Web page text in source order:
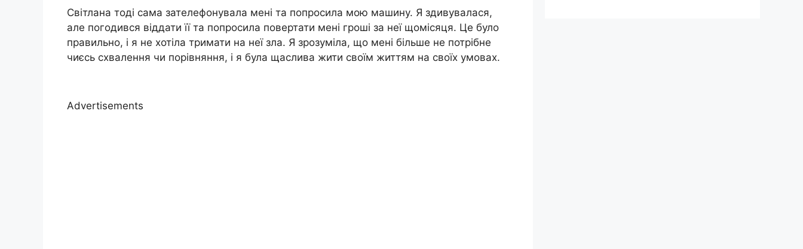
Світлана тоді сама зателефонувала мені та попросила мою машину. Я здивувалася,
але погодився віддати її та попросила повертати мені гроші за неї щомісяця. Це було
правильно, і я не хотіла тримати на неї зла. Я зрозуміла, що мені більше не потрібне
чиєсь схвалення чи порівняння, і я була щаслива жити своїм життям на своїх умовах.
Advertisements